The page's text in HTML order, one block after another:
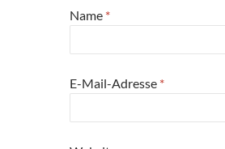
Name *
E-Mail-Adresse *